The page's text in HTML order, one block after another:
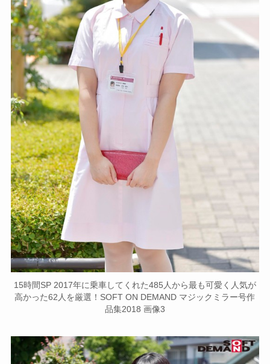
15時間SP 2017年に乗車してくれた485人から最も可愛く人気が
高かった62人を厳選！SOFT ON DEMAND マジックミラー号作
品集2018 画像3